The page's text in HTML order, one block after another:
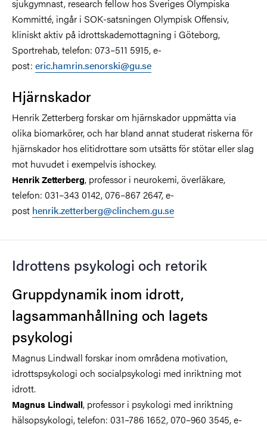
sjukgymnast, research fellow hos Sveriges Olympiska
Kommitté, ingår i SOK-satsningen Olympisk Offensiv,
kliniskt aktiv på idrottskademottagning i Göteborg,
Sportrehab, telefon: 073–511 5915, e-
post: eric.hamrin.senorski@gu.se
Hjärnskador
Henrik Zetterberg forskar om hjärnskador uppmätta via
olika biomarkörer, och har bland annat studerat riskerna för
hjärnskador hos elitidrottare som utsätts för stötar eller slag
mot huvudet i exempelvis ishockey.
Henrik Zetterberg, professor i neurokemi, överläkare,
telefon: 031–343 0142, 076–867 2647, e-
post henrik.zetterberg@clinchem.gu.se
Idrottens psykologi och retorik
Gruppdynamik inom idrott,
lagsammanhållning och lagets
psykologi
Magnus Lindwall forskar inom områdena motivation,
idrottspsykologi och socialpsykologi med inriktning mot
idrott.
Magnus Lindwall, professor i psykologi med inriktning
hälsopsykologi, telefon: 031–786 1652, 070–960 3545, e-